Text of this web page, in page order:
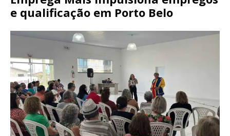
e qualificação em Porto Belo